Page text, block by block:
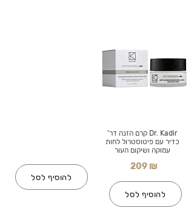
להוסיף לסל
Dr. Kadir קרם הזנה דר'
כדיר עם פיטוסטרול לחות
עמוקה ושיקום העור
209 ₪
להוסיף לסל